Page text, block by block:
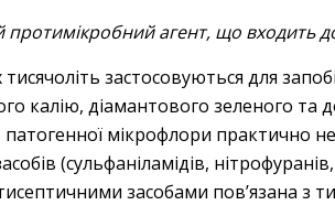
агент, що входить
застосовуються для
калію, діамантового зеленого та
патогенної мікрофлори практично
(сульфаніламідів, нітрофуранів,
засобами пов’язана з